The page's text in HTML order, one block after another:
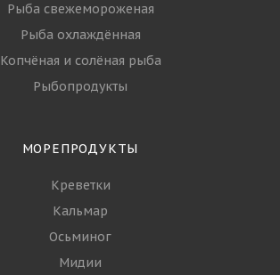
Рыба свежемороженая
Рыба охлаждённая
Копчёная и солёная рыба
Рыбопродукты
МОРЕПРОДУКТЫ
Креветки
Кальмар
Осьминог
Мидии